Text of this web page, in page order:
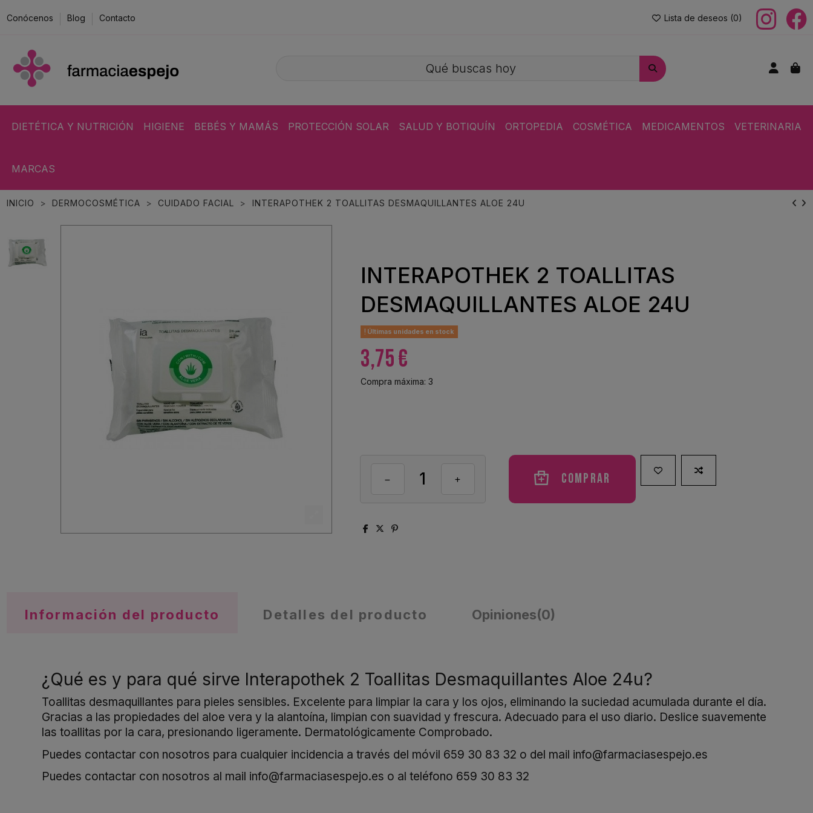
Conócenos Blog Contacto Lista de deseos (0)
DIETÉTICA Y NUTRICIÓN HIGIENE BEBÉS Y MAMÁS PROTECCIÓN SOLAR SALUD Y BOTIQUÍN ORTOPEDIA COSMÉTICA MEDICAMENTOS VETERINARIA
MARCAS
INICIO DERMOCOSMÉTICA CUIDADO FACIAL INTERAPOTHEK 2 TOALLITAS DESMAQUILLANTES ALOE 24U
INTERAPOTHEK 2 TOALLITAS
DESMAQUILLANTES ALOE 24U
Últimas unidades en stock
3,75 €
Compra máxima: 3
Comprar
Información del producto Detalles del producto Opiniones(0)
¿Qué es y para qué sirve Interapothek 2 Toallitas Desmaquillantes Aloe 24u?
Toallitas desmaquillantes para pieles sensibles. Excelente para limpiar la cara y los ojos, eliminando la suciedad acumulada durante el día.
Gracias a las propiedades del aloe vera y la alantoína, limpian con suavidad y frescura. Adecuado para el uso diario. Deslice suavemente
las toallitas por la cara, presionando ligeramente. Dermatológicamente Comprobado.
Puedes contactar con nosotros para cualquier incidencia a través del móvil 659 30 83 32 o del mail info@farmaciasespejo.es
Puedes contactar con nosotros al mail info@farmaciasespejo.es o al teléfono 659 30 83 32